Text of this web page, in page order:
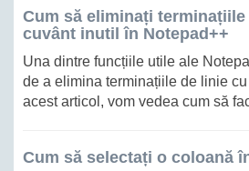
Cum să eliminați
cuvânt inutil în Notepad++
Una dintre funcțiile utile ale
de a elimina terminațiile de linie
acest articol, vom vedea cum să
Cum să selectați o coloană